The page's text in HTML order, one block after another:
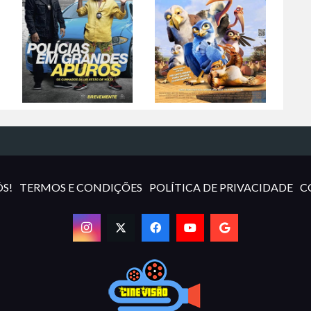
TERMOS E CONDIÇÕES POLÍTICA DE PRIVACIDADE